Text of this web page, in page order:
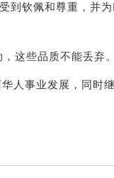
到钦佩和尊重，并为
这些品质不能丢弃
人事业发展，同时